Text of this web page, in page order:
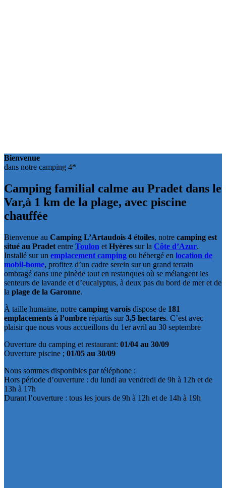
Bienvenue
dans notre camping 4*
Camping familial calme au Pradet dans le
Var,à 1 km de la plage, avec piscine
chauffée
Bienvenue au Camping L’Artaudois 4 étoiles, notre camping est
situé au Pradet entre Toulon et Hyères sur la Côte d’Azur.
Installé sur un emplacement camping ou hébergé en location de
mobil-home, profitez d’un cadre serein sur un grand terrain
ombragé dans une pinède tout en restanques où se mélangent les
senteurs de lavande et d’eucalyptus, à deux pas du bord de mer et de
la plage de la Garonne.
À taille humaine, notre camping varois dispose de 181
emplacements à l’ombre répartis sur3,5 hectares. C’est avec
plaisir que nous vous accueillons du 1er avril au 30 septembre
Ouverture du camping et restaurant: 01/04 au 30/09
Ouverture piscine ; 01/05 au 30/09
Nous sommes disponibles par téléphone :
Hors période d’ouverture : du lundi au vendredi de 9h à 12h et de
13h à 17h
Durant l’ouverture : tous les jours de 9h à 12h et de 14h à 19h